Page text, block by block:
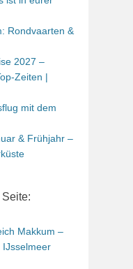
Rondvaarten &
2027 –
Zeiten |
mit dem
& Frühjahr –
Makkum –
IJsselmeer